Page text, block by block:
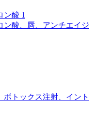
ン酸 1
ン酸、唇、アンチエイジ
トックス注射、イント